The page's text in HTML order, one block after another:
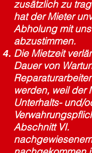
zusätzlich zu
hat der Mieter
Abholung mit
abzustimmen.
Die Mietzeit
Dauer von
werden, weil der
Unterhalts- und/
Abschnitt VI.